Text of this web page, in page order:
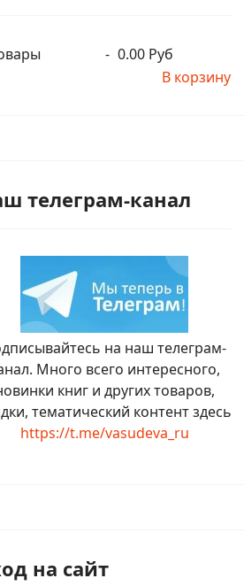
- 0.00 Руб
В корзину
телеграм-канал
на наш телеграм-
Много всего интересного,
книг и других товаров,
тематический контент здесь
https://t.me/vasudeva_ru
на сайт